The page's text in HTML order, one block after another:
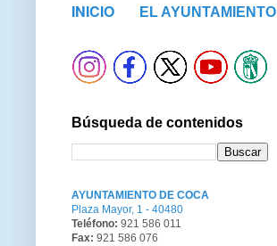
INICIO EL AYUNTAMIENTO
Búsqueda de contenidos
AYUNTAMIENTO DE COCA
Plaza Mayor, 1 - 40480
Teléfono: 921 586 011
Fax: 921 586 076